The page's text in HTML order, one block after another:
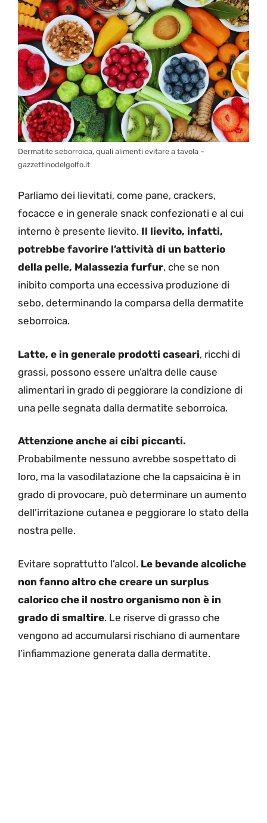
Dermatite seborroica, quali alimenti evitare a tavola –
gazzettinodelgolfo.it
Parliamo dei lievitati, come pane, crackers,
focacce e in generale snack confezionati e al cui
interno è presente lievito. Il lievito, infatti,
potrebbe favorire l’attività di un batterio
della pelle, Malassezia furfur, che se non
inibito comporta una eccessiva produzione di
sebo, determinando la comparsa della dermatite
seborroica.
Latte, e in generale prodotti caseari, ricchi di
grassi, possono essere un’altra delle cause
alimentari in grado di peggiorare la condizione di
una pelle segnata dalla dermatite seborroica.
Attenzione anche ai cibi piccanti.
Probabilmente nessuno avrebbe sospettato di
loro, ma la vasodilatazione che la capsaicina è in
grado di provocare, può determinare un aumento
dell’irritazione cutanea e peggiorare lo stato della
nostra pelle.
Evitare soprattutto l’alcol. Le bevande alcoliche
non fanno altro che creare un surplus
calorico che il nostro organismo non è in
grado di smaltire. Le riserve di grasso che
vengono ad accumularsi rischiano di aumentare
l’infiammazione generata dalla dermatite.